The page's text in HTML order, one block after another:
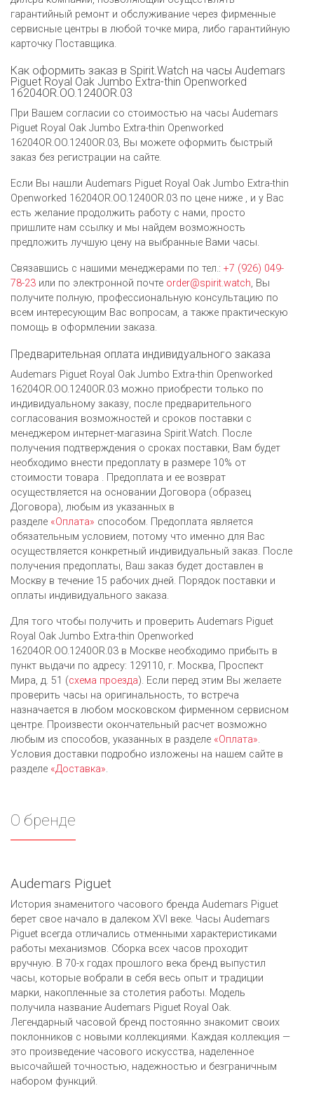
гарантийный ремонт и обслуживание через фирменные
сервисные центры в любой точке мира, либо гарантийную
карточку Поставщика.
Как оформить заказ в Spirit.Watch на часы Audemars
Piguet Royal Oak Jumbo Extra-thin Openworked
16204OR.OO.1240OR.03
При Вашем согласии со стоимостью на часы Audemars
Piguet Royal Oak Jumbo Extra-thin Openworked
16204OR.OO.1240OR.03, Вы можете оформить быстрый
заказ без регистрации на сайте.
Если Вы нашли Audemars Piguet Royal Oak Jumbo Extra-thin
Openworked 16204OR.OO.1240OR.03 по цене ниже , и у Вас
есть желание продолжить работу с нами, просто
пришлите нам ссылку и мы найдем возможность
предложить лучшую цену на выбранные Вами часы.
Связавшись с нашими менеджерами по тел.: +7 (926) 049-
78-23 или по электронной почте order@spirit.watch, Вы
получите полную, профессиональную консультацию по
всем интересующим Вас вопросам, а также практическую
помощь в оформлении заказа.
Предварительная оплата индивидуального заказа
Audemars Piguet Royal Oak Jumbo Extra-thin Openworked
16204OR.OO.1240OR.03 можно приобрести только по
индивидуальному заказу, после предварительного
согласования возможностей и сроков поставки с
менеджером интернет-магазина Spirit.Watch. После
получения подтверждения о сроках поставки, Вам будет
необходимо внести предоплату в размере 10% от
стоимости товара . Предоплата и ее возврат
осуществляется на основании Договора (образец
Договора), любым из указанных в
разделе «Оплата» способом. Предоплата является
обязательным условием, потому что именно для Вас
осуществляется конкретный индивидуальный заказ. После
получения предоплаты, Ваш заказ будет доставлен в
Москву в течение 15 рабочих дней. Порядок поставки и
оплаты индивидуального заказа.
Для того чтобы получить и проверить Audemars Piguet
Royal Oak Jumbo Extra-thin Openworked
16204OR.OO.1240OR.03 в Москве необходимо прибыть в
пункт выдачи по адресу: 129110, г. Москва, Проспект
Мира, д. 51 (схема проезда). Если перед этим Вы желаете
проверить часы на оригинальность, то встреча
назначается в любом московском фирменном сервисном
центре. Произвести окончательный расчет возможно
любым из cпособов, указанных в разделе «Оплата».
Условия доставки подробно изложены на нашем сайте в
разделе «Доставка».
О бренде
Audemars Piguet
История знаменитого часового бренда Audemars Piguet
берет свое начало в далеком XVI веке. Часы Audemars
Piguet всегда отличались отменными характеристиками
работы механизмов. Сборка всех часов проходит
вручную. В 70-х годах прошлого века бренд выпустил
часы, которые вобрали в себя весь опыт и традиции
марки, накопленные за столетия работы. Модель
получила название Audemars Piguet Royal Oak.
Легендарный часовой бренд постоянно знакомит своих
поклонников с новыми коллекциями. Каждая коллекция —
это произведение часового искусства, наделенное
высочайшей точностью, надежностью и безграничным
набором функций.